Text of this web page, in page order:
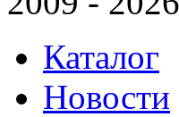
Каталог
Новости